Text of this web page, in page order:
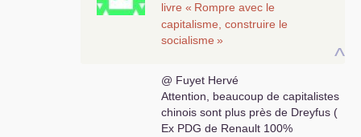
^
livre « Rompre avec le
capitalisme, construire le
socialisme »
@ Fuyet Hervé
Attention, beaucoup de capitalistes
chinois sont plus près de Dreyfus (
Ex PDG de Renault 100%